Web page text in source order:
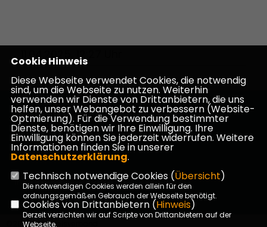
11.04.2025, 12:27 Uhr
Homepage des CDU Kreisverbandes Darmstadt-
Dieburg
Impressum Datenschutz Kontakt
©2026 CDU Kreisverband
Cookie Hinweis
Diese Webseite verwendet Cookies, die notwendig
sind, um die Webseite zu nutzen. Weiterhin
verwenden wir Dienste von Drittanbietern, die uns
helfen, unser Webangebot zu verbessern (Website-
Optmierung). Für die Verwendung bestimmter
Dienste, benötigen wir Ihre Einwilligung. Ihre
Einwilligung können Sie jederzeit widerrufen. Weitere
Informationen finden Sie in unserer
Datenschutzerklärung.
Technisch notwendige Cookies (Übersicht)
Die notwendigen Cookies werden allein für den
ordnungsgemäßen Gebrauch der Webseite benötigt.
Cookies von Drittanbietern (Hinweis)
Derzeit verzichten wir auf Scripte von Drittanbietern auf der
Webseite.